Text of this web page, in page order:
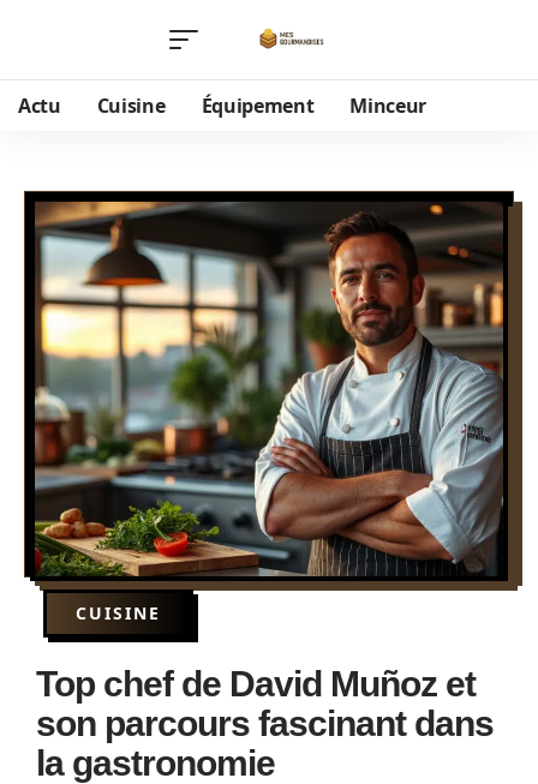
Actu Cuisine Équipement Minceur
CUISINE
Top chef de David Muñoz et
son parcours fascinant dans
la gastronomie